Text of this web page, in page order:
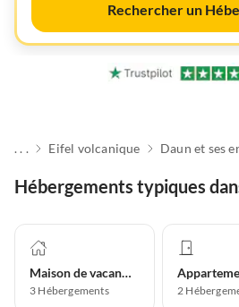
Rechercher un
. . . Eifel volcanique Daun et ses
Hébergements typiques
Maison de vacances
3 Hébergements 2